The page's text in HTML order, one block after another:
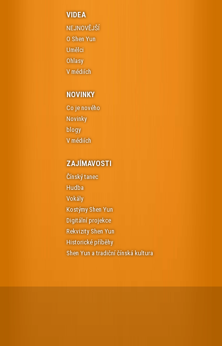
VIDEA
NEJNOVĚJŠÍ
O Shen Yun
Umělci
Ohlasy
V médiích
NOVINKY
Co je nového
Novinky
blogy
V médiích
ZAJÍMAVOSTI
Čínský tanec
Hudba
Vokály
Kostýmy Shen Yun
Digitální projekce
Rekvizity Shen Yun
Historické příběhy
Shen Yun a tradiční čínská kultura